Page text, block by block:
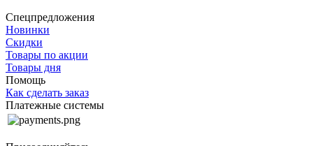
Спецпредложения
Новинки
Скидки
Товары по акции
Товары дня
Помощь
Как сделать заказ
Платежные системы